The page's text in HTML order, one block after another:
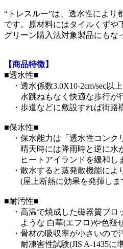
“トレスルー”は、透水性により
です。原材料にはタイルくずや
グリーン購入法対象製品にもな
【商品特徴】
■透水性■
・透水係数3.0X10-2cm/sec以
水跳ねもなく快適な歩行が行
・歩道などに敷設すれば街路
■保水性■
・保水能力は「透水性コンク
晴天時には降雨時と逆に水が
ヒートアイランドを緩和しま
・散水すると蒸発散機能によ
(屋上断熱に効果を発揮しま
■耐汚性■
・高温で焼成した磁器質ブロ
ような 白華(エフロ)や色褪せ
・骨材の吸収率が小さいので
耐凍害性試験(JIS A-1435に準